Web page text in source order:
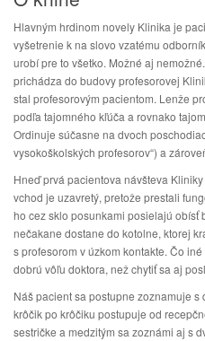
Hlavným hrdinom novely Klinika je
vyšetrenie k na slovo vzatému
urobí pre to všetko. Možné aj
prichádza do budovy profesorovej
stal profesorovým pacientom. Lenže
podľa tajomného kľúča a rovnako
Ordinuje súčasne na dvoch
vysokoškolských profesorov“) a
Hneď prvá pacientova návšteva
vchod je uzavretý, pretože prestali
ho cez sklo posunkami posielajú obísť
nečakane dostane do kotolne, ktorej
s profesorom v úzkom kontakte. Čo
dobrú vôľu doktora, než chytiť sa aj
Náš pacient sa postupne zoznamuje
krôčik po krôčiku postupuje od
sestričke a medzitým sa zoznámi aj s